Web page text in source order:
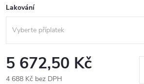
Lakování
5 672,50 Kč
4 688 Kč bez DPH